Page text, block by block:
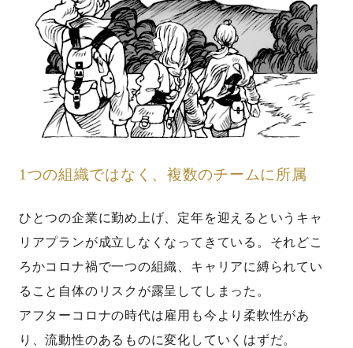
1つの組織ではなく、複数のチームに所属
ひとつの企業に勤め上げ、定年を迎えるというキャ
リアプランが成立しなくなってきている。それどこ
ろかコロナ禍で一つの組織、キャリアに縛られてい
ること自体のリスクが露呈してしまった。
アフターコロナの時代は雇用も今より柔軟性があ
り、流動性のあるものに変化していくはずだ。